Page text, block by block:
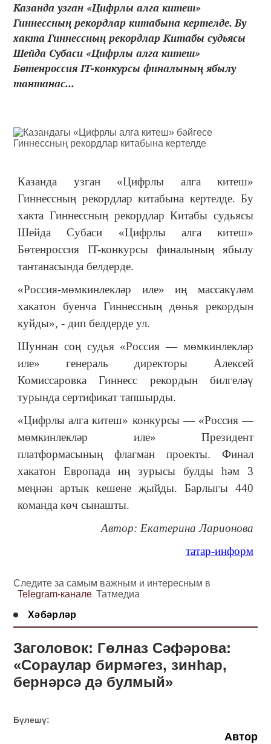
Казанда узган «Цифрлы алга китеш»
Гиннессның рекордлар китабына кертелде. Бу
хакта Гиннессның рекордлар Китабы судьясы
Шейда Субаси «Цифрлы алга китеш»
Бөтенроссия IT-конкурсы финалының ябылу
тантанас...
Казанда узган «Цифрлы алга китеш»
Гиннессның рекордлар китабына кертелде. Бу
хакта Гиннессның рекордлар Китабы судьясы
Шейда Субаси «Цифрлы алга китеш»
Бөтенроссия IT-конкурсы финалының ябылу
тантанасында белдерде.
«Россия-мөмкинлекләр иле» иң массакүләм
хакатон буенча Гиннессның дөнья рекордын
куйды», - дип белдерде ул.
Шуннан соң судья «Россия — мөмкинлекләр
иле» генераль директоры Алексей
Комиссаровка Гиннесс рекордын билгеләү
турында сертификат тапшырды.
«Цифрлы алга китеш» конкурсы — «Россия —
мөмкинлекләр иле» Президент
платформасының флагман проекты. Финал
хакатон Европада иң зурысы булды һәм 3
меңнән артык кешене җыйды. Барлыгы 440
команда көч сынашты.
Автор: Екатерина Ларионова
татар-информ
Следите за самым важным и интересным в
Telegram-канале Татмедиа
Хәбәрләр
Заголовок: Гөлназ Сәфәрова:
«Сораулар бирмәгез, зинһар,
бернәрсә дә булмый»
Бүлешү:
Автор